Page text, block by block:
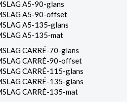
A5-90-glans
A5-90-offset
A5-135-glans
A5-135-mat
CARRÉ-70-glans
CARRÉ-90-offset
CARRÉ-115-glans
CARRÉ-135-glans
CARRÉ-135-mat